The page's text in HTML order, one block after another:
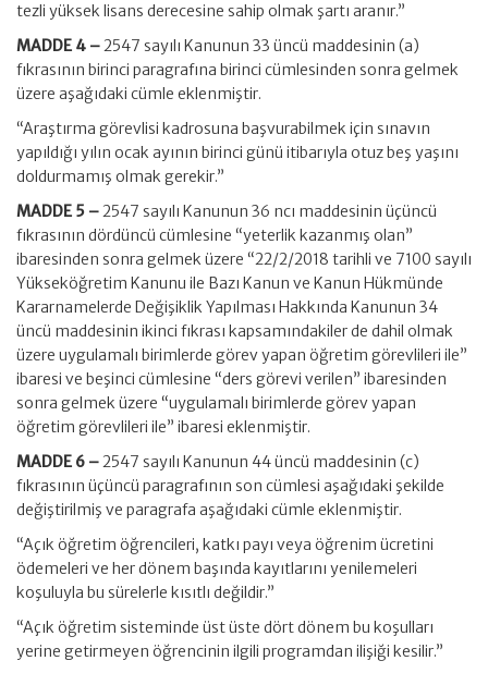
tezli yüksek lisans derecesine sahip olmak şartı aranır.”
MADDE 4 –2547 sayılı Kanunun 33 üncü maddesinin (a)
fıkrasının birinci paragrafına birinci cümlesinden sonra gelmek
üzere aşağıdaki cümle eklenmiştir.
“Araştırma görevlisi kadrosuna başvurabilmek için sınavın
yapıldığı yılın ocak ayının birinci günü itibarıyla otuz beş yaşını
doldurmamış olmak gerekir.”
MADDE 5 –2547 sayılı Kanunun 36 ncı maddesinin üçüncü
fıkrasının dördüncü cümlesine “yeterlik kazanmış olan”
ibaresinden sonra gelmek üzere “22/2/2018 tarihli ve 7100 sayılı
Yükseköğretim Kanunu ile Bazı Kanun ve Kanun Hükmünde
Kararnamelerde Değişiklik Yapılması Hakkında Kanunun 34
üncü maddesinin ikinci fıkrası kapsamındakiler de dahil olmak
üzere uygulamalı birimlerde görev yapan öğretim görevlileri ile”
ibaresi ve beşinci cümlesine “ders görevi verilen” ibaresinden
sonra gelmek üzere “uygulamalı birimlerde görev yapan
öğretim görevlileri ile” ibaresi eklenmiştir.
MADDE 6 –2547 sayılı Kanunun 44 üncü maddesinin (c)
fıkrasının üçüncü paragrafının son cümlesi aşağıdaki şekilde
değiştirilmiş ve paragrafa aşağıdaki cümle eklenmiştir.
“Açık öğretim öğrencileri, katkı payı veya öğrenim ücretini
ödemeleri ve her dönem başında kayıtlarını yenilemeleri
koşuluyla bu sürelerle kısıtlı değildir.”
“Açık öğretim sisteminde üst üste dört dönem bu koşulları
yerine getirmeyen öğrencinin ilgili programdan ilişiği kesilir.”